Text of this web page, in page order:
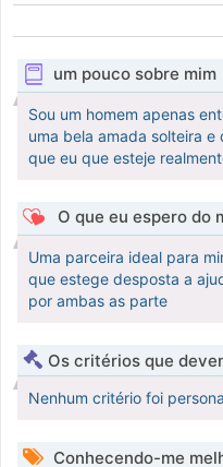
um pouco sobre mim
Sou um homem apenas
uma bela amada solteira
que eu que esteje
O que eu espero do
Uma parceira ideal para
que estege desposta a
por ambas as parte
Os critérios que
Nenhum critério foi
Conhecendo-me